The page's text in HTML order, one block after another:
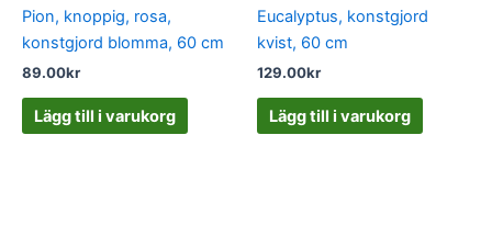
Pion, knoppig, rosa,
konstgjord blomma, 60 cm
89.00kr
Lägg till i varukorg
Eucalyptus, konstgjord
kvist, 60 cm
129.00kr
Lägg till i varukorg